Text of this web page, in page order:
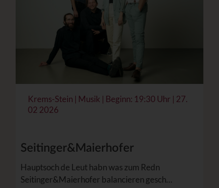
Krems-Stein | Musik | Beginn: 19:30 Uhr | 27.
02 2026
Seitinger&Maierhofer
Hauptsoch de Leut habn was zum Redn
Seitinger&Maierhofer balancieren gesch…